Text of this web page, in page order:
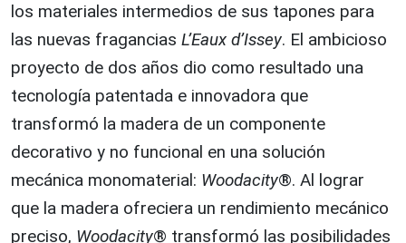
los materiales intermedios de sus tapones para
las nuevas fragancias L’Eaux d’Issey. El ambicioso
proyecto de dos años dio como resultado una
tecnología patentada e innovadora que
transformó la madera de un componente
decorativo y no funcional en una solución
mecánica monomaterial: Woodacity®. Al lograr
que la madera ofreciera un rendimiento mecánico
preciso, Woodacity® transformó las posibilidades